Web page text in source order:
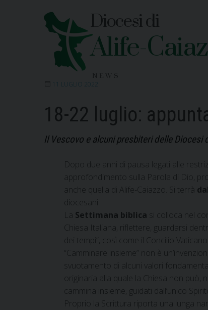
Diocesi di
Alife-
11 LUGLIO 2022
18-22 luglio:
Il Vescovo e alcuni presbiteri delle Diocesi
Dopo due anni di pausa legati alle
approfondimento sulla Parola di Dio,
anche quella di Alife-Caiazzo. Si terrà
diocesani.
La Settimana biblica si colloca nel
Chiesa Italiana, riflettere, guardarsi
dei tempi”, così come il Concilio Vaticano
“Camminare insieme” non è
svuotamento di alcuni valori
originaria alla quale la Chiesa non
cammina insieme, guidati dall’unico
Proprio la Scrittura riporta una lunga